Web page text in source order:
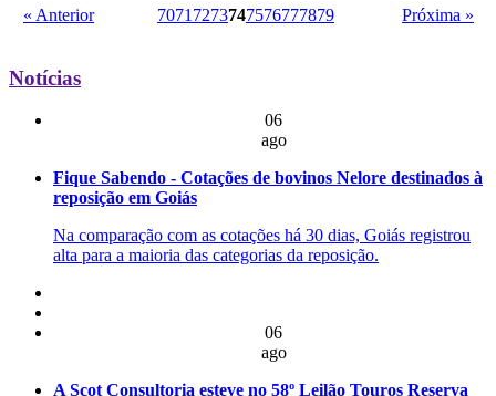
« Anterior 7071 7273747576777879 Próxima »
Notícias
06
ago
Fique Sabendo - Cotações de bovinos Nelore destinados à
reposição em Goiás
Na comparação com as cotações há 30 dias, Goiás registrou
alta para a maioria das categorias da reposição.
06
ago
A Scot Consultoria esteve no 58º Leilão Touros Reserva